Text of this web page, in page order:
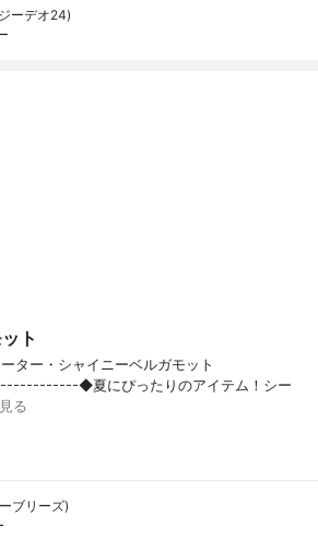
ーデオ24)
ト
ター・シャイニーベルガモット
◆夏にぴったりのアイテム！シー
る
ブリーズ)